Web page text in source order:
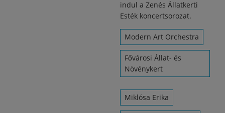
indul a Zenés Állatkerti
Esték koncertsorozat.
Modern Art Orchestra
Fővárosi Állat- és
Növénykert
Miklósa Erika